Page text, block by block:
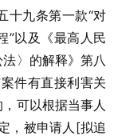
十九条第一款“对
”以及《最高人民
〉的解释》第八
件有直接利害关
可以根据当事人
，被申请人[拟追